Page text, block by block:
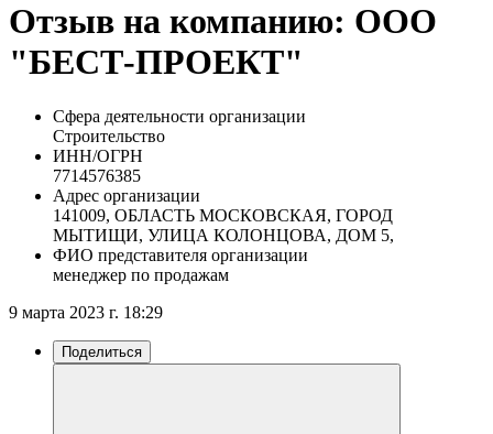
Отзыв на компанию: ООО
"БЕСТ-ПРОЕКТ"
Сфера деятельности организации
Строительство
ИНН/ОГРН
7714576385
Адрес организации
141009, ОБЛАСТЬ МОСКОВСКАЯ, ГОРОД
МЫТИЩИ, УЛИЦА КОЛОНЦОВА, ДОМ 5,
ФИО представителя организации
менеджер по продажам
9 марта 2023 г. 18:29
Поделиться